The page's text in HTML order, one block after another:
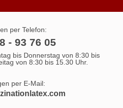
per Telefon:
- 93 76 05
bis Donnerstag von 8:30 bis
von 8:30 bis 15.30 Uhr.
per E-Mail: